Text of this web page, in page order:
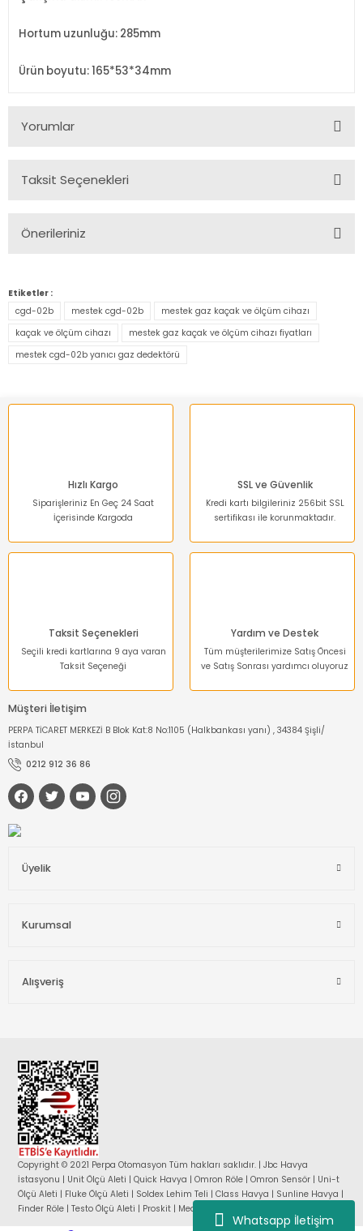
Whatsapp İletişim
Hortum uzunluğu: 285mm
Ürün boyutu: 165*53*34mm
Yorumlar
Taksit Seçenekleri
Önerileriniz
konularda yetersiz gördüğünüz noktaları öneri formunu
kullanarak tarafımıza iletebilirsiniz.
Görüş ve önerileriniz için teşekkür ederiz.
Ürün resmi kalitesiz, bozuk veya görüntülenemiyor.
Ürün bilgilerinde hatalar bulunuyor.
Etiketler :
cgd-02b
mestek cgd-02b
mestek gaz kaçak ve ölçüm cihazı
kaçak ve ölçüm cihazı
mestek gaz kaçak ve ölçüm cihazı fiyatları
mestek cgd-02b yanıcı gaz dedektörü
Hızlı Kargo
Siparişleriniz En Geç 24 Saat
İçerisinde Kargoda
SSL ve Güvenlik
Kredi kartı bilgileriniz 256bit SSL
sertifikası ile korunmaktadır.
Taksit Seçenekleri
Seçili kredi kartlarına 9 aya varan
Taksit Seçeneği
Yardım ve Destek
Tüm müşterilerimize Satış Öncesi
ve Satış Sonrası yardımcı oluyoruz
Müşteri İletişim
PERPA TİCARET MERKEZİ B Blok Kat:8 No:1105 (Halkbankası yanı) , 34384 Şişli/
İstanbul
0212 912 36 86
Üyelik
Kurumsal
Alışveriş
Copyright © 2021 Perpa Otomasyon Tüm hakları saklıdır. | Jbc Havya
İstasyonu | Unit Ölçü Aleti | Quick Havya | Omron Röle | Omron Sensör | Uni-t
Ölçü Aleti | Fluke Ölçü Aleti | Soldex Lehim Teli | Class Havya | Sunline Havya |
Finder Röle | Testo Ölçü Aleti | Proskit | Mean Well Güç Kaynağı |